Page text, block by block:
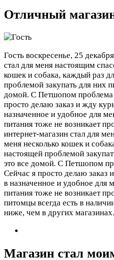
Отличный
Гость воскресенье, 25 декабря
стал для меня настоящим
кошек и собака, каждый раз
проблемой закупать для них
домой. С Петшопом проблема
просто делаю заказ и жду
назначенное и удобное для
питания тоже не возникает
интернет-магазин стал для
меня несколько кошек и
настоящей проблемой
это все домой. С Петшопом
Сейчас я просто делаю заказ
в назначенное и удобное
питания тоже не возникает
питомцы всегда есть в
ниже, чем в других магазинах.
Магазин стал